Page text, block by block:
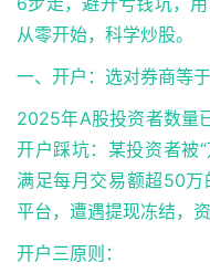
从零开始，科学炒股。
一、开户：选对券商等
2025年A股投资者数量
开户踩坑：某投资者被
满足每月交易额超50
平台，遭遇提现冻结，
开户三原则：